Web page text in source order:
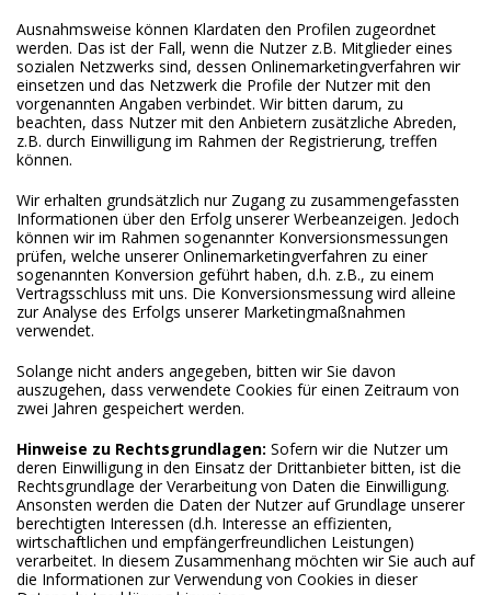
Ausnahmsweise können Klardaten den Profilen zugeordnet
werden. Das ist der Fall, wenn die Nutzer z.B. Mitglieder eines
sozialen Netzwerks sind, dessen Onlinemarketingverfahren wir
einsetzen und das Netzwerk die Profile der Nutzer mit den
vorgenannten Angaben verbindet. Wir bitten darum, zu
beachten, dass Nutzer mit den Anbietern zusätzliche Abreden,
z.B. durch Einwilligung im Rahmen der Registrierung, treffen
können.
Wir erhalten grundsätzlich nur Zugang zu zusammengefassten
Informationen über den Erfolg unserer Werbeanzeigen. Jedoch
können wir im Rahmen sogenannter Konversionsmessungen
prüfen, welche unserer Onlinemarketingverfahren zu einer
sogenannten Konversion geführt haben, d.h. z.B., zu einem
Vertragsschluss mit uns. Die Konversionsmessung wird alleine
zur Analyse des Erfolgs unserer Marketingmaßnahmen
verwendet.
Solange nicht anders angegeben, bitten wir Sie davon
auszugehen, dass verwendete Cookies für einen Zeitraum von
zwei Jahren gespeichert werden.
Hinweise zu Rechtsgrundlagen: Sofern wir die Nutzer um
deren Einwilligung in den Einsatz der Drittanbieter bitten, ist die
Rechtsgrundlage der Verarbeitung von Daten die Einwilligung.
Ansonsten werden die Daten der Nutzer auf Grundlage unserer
berechtigten Interessen (d.h. Interesse an effizienten,
wirtschaftlichen und empfängerfreundlichen Leistungen)
verarbeitet. In diesem Zusammenhang möchten wir Sie auch auf
die Informationen zur Verwendung von Cookies in dieser